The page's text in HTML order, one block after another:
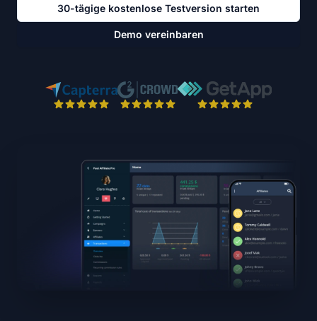
30-tägige kostenlose Testversion starten
Demo vereinbaren